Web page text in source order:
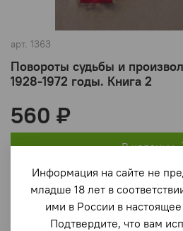
арт. 1363
Повороты судьбы и
1928-1972 годы. Книга 2
(0) В
560 ₽
В корзину
Информация на сайте не
младше 18 лет в
ими в России в
Подтвердите, что вам